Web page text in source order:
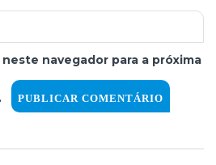
navegador para a próxima